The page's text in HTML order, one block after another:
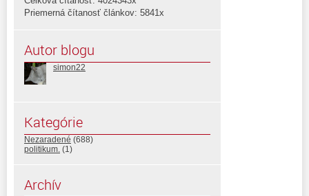
Priemerná čítanosť článkov: 5841x
Autor blogu
simon22
Kategórie
Nezaradené (688)
politikum. (1)
Archív